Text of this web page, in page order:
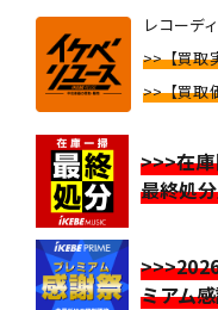
レコーデ
>>【買取
>>【買取
>>>在
最終処
ミアム